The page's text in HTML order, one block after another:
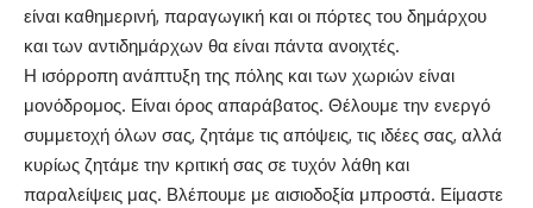
είναι καθημερινή, παραγωγική και οι πόρτες του δημάρχου
και των αντιδημάρχων θα είναι πάντα ανοιχτές.
Η ισόρροπη ανάπτυξη της πόλης και των χωριών είναι
μονόδρομος. Είναι όρος απαράβατος. Θέλουμε την ενεργό
συμμετοχή όλων σας, ζητάμε τις απόψεις, τις ιδέες σας, αλλά
κυρίως ζητάμε την κριτική σας σε τυχόν λάθη και
παραλείψεις μας. Βλέπουμε με αισιοδοξία μπροστά. Είμαστε